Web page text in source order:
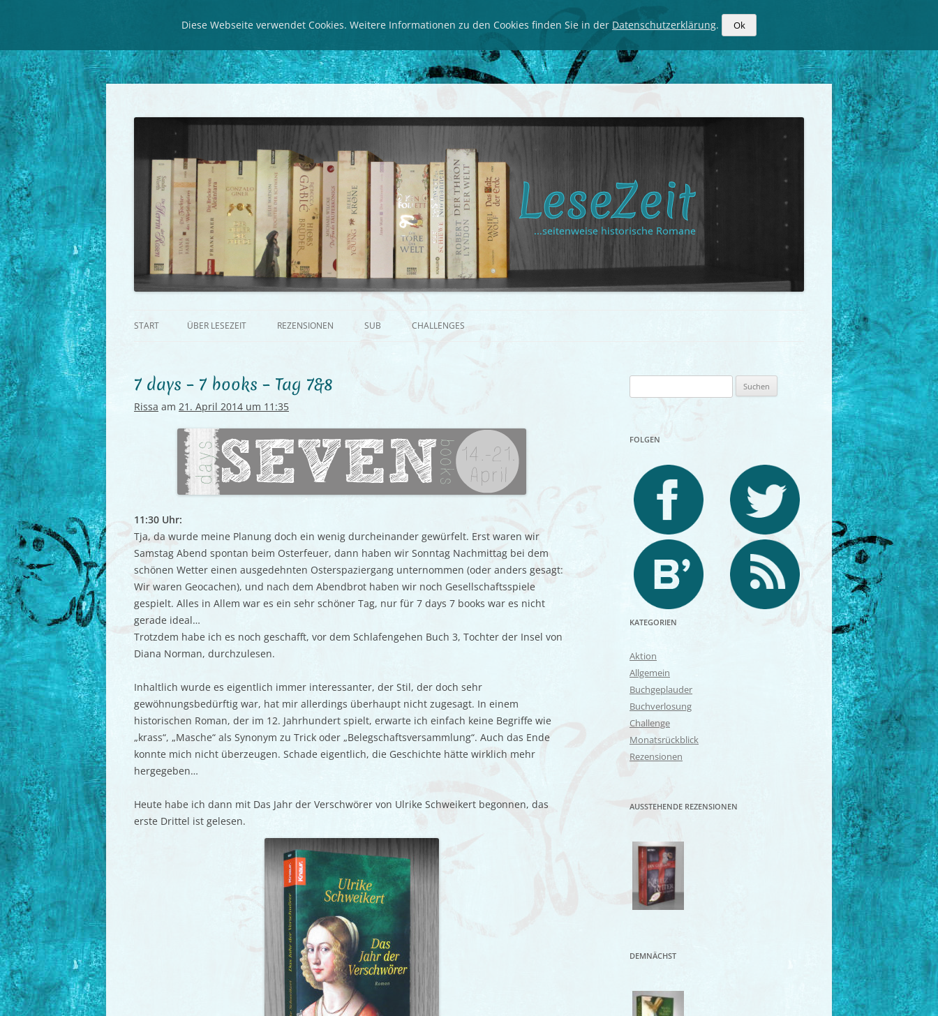
LeseZeit
START ÜBER LESEZEIT REZENSIONEN SUB CHALLENGES
7 days – 7 books – Tag 7&8
Rissa am 21. April 2014 um 11:35
11:30 Uhr:
Tja, da wurde meine Planung doch ein wenig durcheinander gewürfelt. Erst waren wir
Samstag Abend spontan beim Osterfeuer, dann haben wir Sonntag Nachmittag bei dem
schönen Wetter einen ausgedehnten Osterspaziergang unternommen (oder anders gesagt:
Wir waren Geocachen), und nach dem Abendbrot haben wir noch Gesellschaftsspiele
gespielt. Alles in Allem war es ein sehr schöner Tag, nur für 7 days 7 books war es nicht
gerade ideal…
Trotzdem habe ich es noch geschafft, vor dem Schlafengehen Buch 3, Tochter der Insel von
Diana Norman, durchzulesen.
Inhaltlich wurde es eigentlich immer interessanter, der Stil, der doch sehr
gewöhnungsbedürftig war, hat mir allerdings überhaupt nicht zugesagt. In einem
historischen Roman, der im 12. Jahrhundert spielt, erwarte ich einfach keine Begriffe wie
„krass“, „Masche“ als Synonym zu Trick oder „Belegschaftsversammlung“. Auch das Ende
konnte mich nicht überzeugen. Schade eigentlich, die Geschichte hätte wirklich mehr
hergegeben…
Heute habe ich dann mit Das Jahr der Verschwörer von Ulrike Schweikert begonnen, das
erste Drittel ist gelesen.
nach:
FOLGEN
KATEGORIEN
Aktion
Allgemein
Buchgeplauder
Buchverlosung
Challenge
Monatsrückblick
Rezensionen
AUSSTEHENDE REZENSIONEN
DEMNÄCHST
Diese Webseite verwendet Cookies. Weitere Informationen zu den Cookies finden Sie in der Datenschutzerklärung. Ok